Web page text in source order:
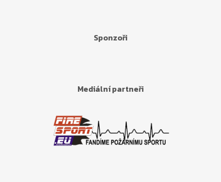
Sponzoři
Mediální partneři